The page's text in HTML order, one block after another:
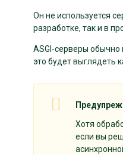
Он не используется
разработке, так и в
ASGI-серверы
это будет выглядеть
Хотя
если вы